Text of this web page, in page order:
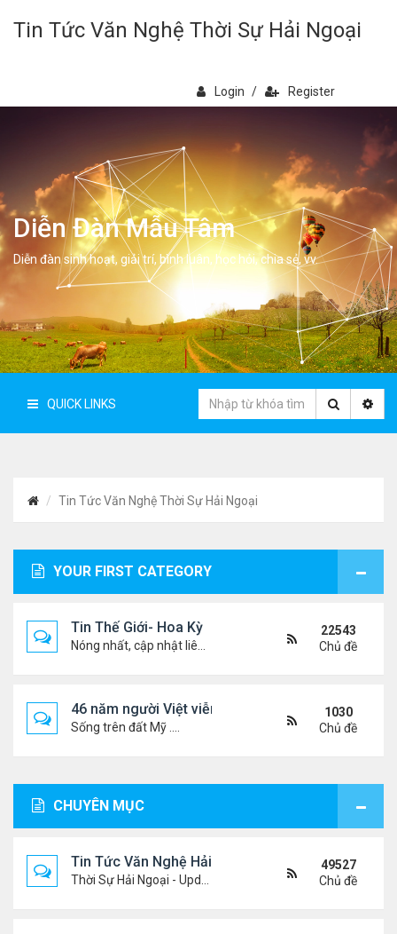
Tin Tức Văn Nghệ Thời Sự Hải Ngoại
Login / Register
Diễn Đàn Mẫu Tâm
Diễn đàn sinh hoạt, giải trí, bình luân, học hỏi, chia sẻ, vv.
QUICK LINKS
Tin Tức Văn Nghệ Thời Sự Hải Ngoại
YOUR FIRST CATEGORY
Tin Thế Giới- Hoa Kỳ
22543
Chủ đề
46 năm người Việt viễn xứ
Sống trên đất Mỹ ....
1030
Chủ đề
CHUYÊN MỤC
Tin Tức Văn Nghệ Hải Ngoại
49527
Chủ đề